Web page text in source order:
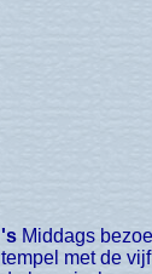
's Middags bezoeken we Angkor Wat (tempel) en zien we het beroemdste plaatje van Cambodja in het echt. In het midden staat de
tempel met de